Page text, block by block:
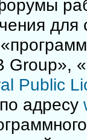
Group»,
Public
адресу